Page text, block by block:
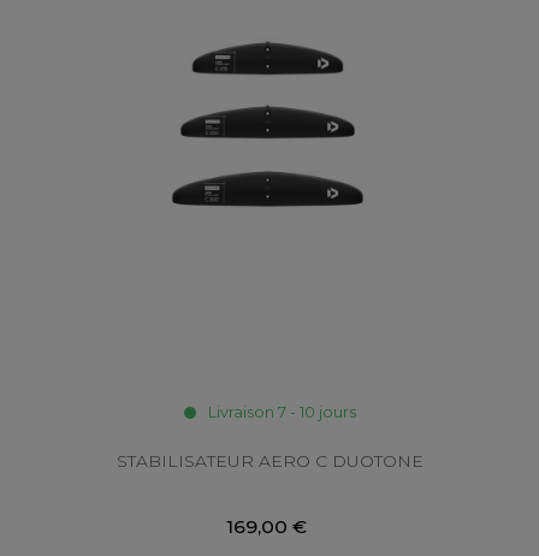
Livraison 7 - 10 jours
STABILISATEUR AERO C DUOTONE
169,00 €